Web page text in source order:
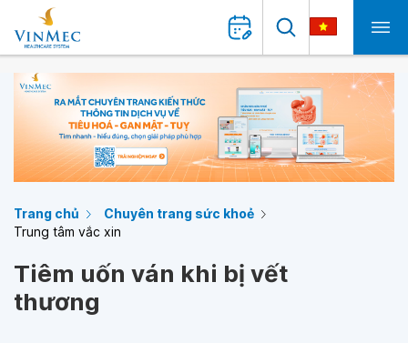
Trang chủ
Chuyên trang sức khoẻ
Trung tâm vắc xin
Tiêm uốn ván khi bị vết
thương